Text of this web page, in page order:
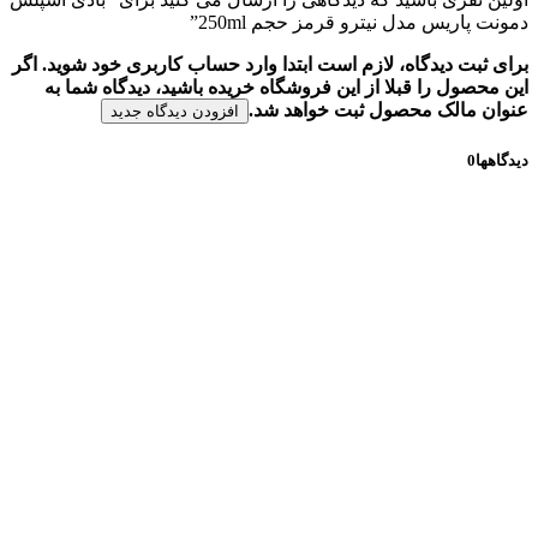
دمونت پاریس مدل نیترو قرمز حجم 250ml”
برای ثبت دیدگاه، لازم است ابتدا وارد حساب کاربری خود شوید. اگر
این محصول را قبلا از این فروشگاه خریده باشید، دیدگاه شما به
عنوان مالک محصول ثبت خواهد شد.
افزودن دیدگاه جدید
دیدگاهها0